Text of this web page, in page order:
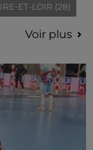
ET-LOIR (28)
Voir plus